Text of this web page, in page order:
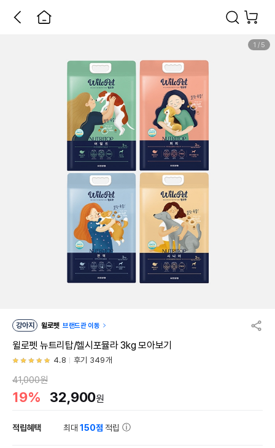
1 / 5
강아지 윌로펫 브랜드관 이동
윌로펫 뉴트리탑/헬시포뮬라 3kg 모아보기
4.8 후기 349개
41,000원
19% 32,900원
적립혜택 최대150점 적립